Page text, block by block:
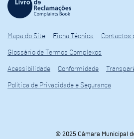
Mapa do Site Ficha Técnica Contactos
Glossário de Termos Complexos
Acessibilidade Conformidade
Política de Privacidade e Segurança
© 2025 Câmara Municipal